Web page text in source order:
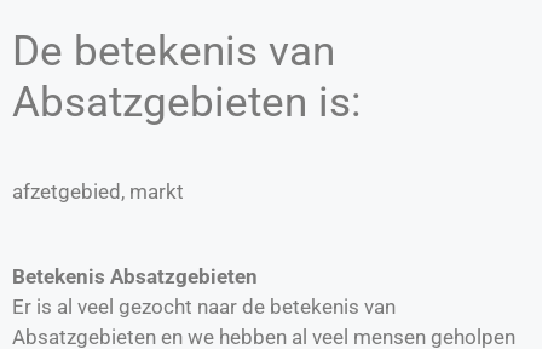
De betekenis van
Absatzgebieten is:
afzetgebied, markt
Betekenis Absatzgebieten
Er is al veel gezocht naar de betekenis van
Absatzgebieten en we hebben al veel mensen geholpen